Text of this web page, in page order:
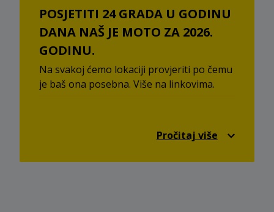
POSJETITI 24 GRADA U GODINU
DANA NAŠ JE MOTO ZA 2026.
GODINU.
Na svakoj ćemo lokaciji provjeriti po čemu
je baš ona posebna. Više na linkovima.
Pročitaj više